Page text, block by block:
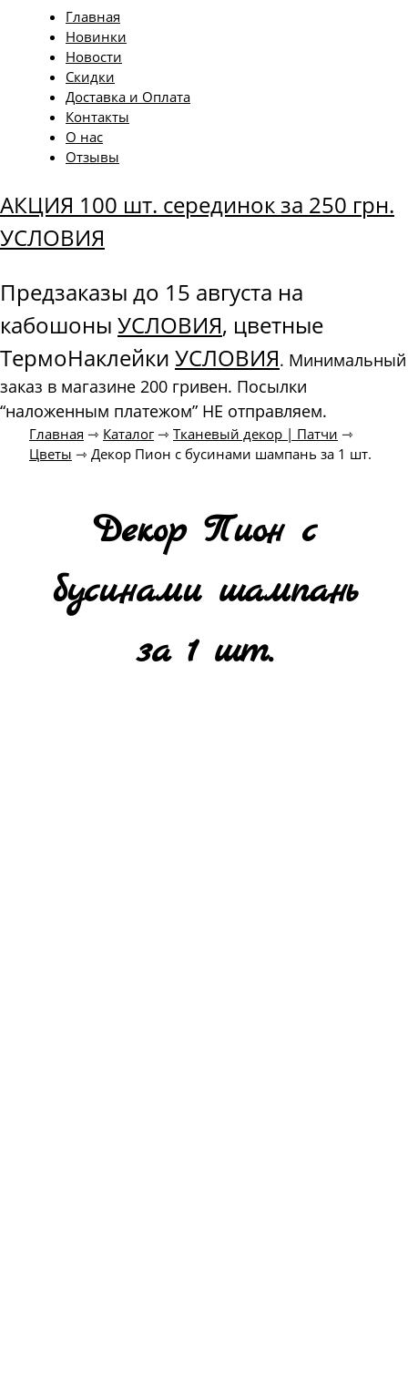
Главная
Новинки
Новости
Скидки
Доставка и Оплата
Контакты
О нас
Отзывы
АКЦИЯ 100 шт. серединок за 250 грн.
УСЛОВИЯ
Предзаказы до 15 августа на
кабошоны УСЛОВИЯ, цветные
ТермоНаклейки УСЛОВИЯ. Минимальный
заказ в магазине 200 гривен. Посылки
“наложенным платежом” НЕ отправляем.
Главная ⇾ Каталог⇾ Тканевый декор | Патчи ⇾
Цветы ⇾ Декор Пион с бусинами шампань за 1 шт.
Декор Пион с
бусинами шампань
за 1 шт.